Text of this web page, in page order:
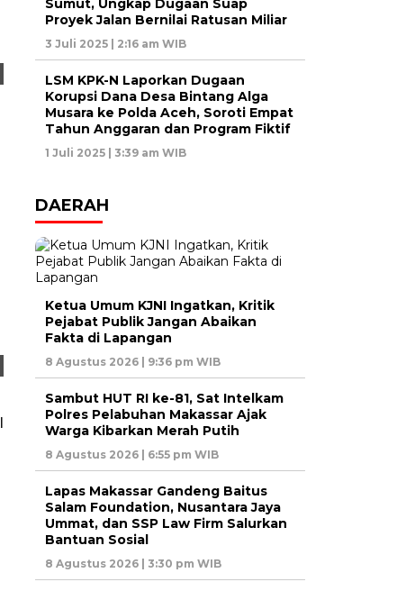
Sumut, Ungkap Dugaan Suap
Proyek Jalan Bernilai Ratusan Miliar
3 Juli 2025 | 2:16 am WIB
LSM KPK-N Laporkan Dugaan
Korupsi Dana Desa Bintang Alga
Musara ke Polda Aceh, Soroti Empat
Tahun Anggaran dan Program Fiktif
1 Juli 2025 | 3:39 am WIB
DAERAH
Ketua Umum KJNI Ingatkan, Kritik
Pejabat Publik Jangan Abaikan
Fakta di Lapangan
8 Agustus 2026 | 9:36 pm WIB
Sambut HUT RI ke-81, Sat Intelkam
Polres Pelabuhan Makassar Ajak
Warga Kibarkan Merah Putih
8 Agustus 2026 | 6:55 pm WIB
Lapas Makassar Gandeng Baitus
Salam Foundation, Nusantara Jaya
Ummat, dan SSP Law Firm Salurkan
Bantuan Sosial
8 Agustus 2026 | 3:30 pm WIB